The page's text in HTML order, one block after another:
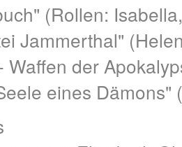
(Rollen:
Jammerthal"
Waffen der
eines Dämons"